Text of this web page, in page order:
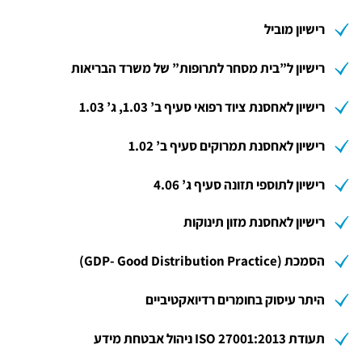
רישיון מוביל
רישיון ל”בית מסחר לתרופות” של משרד הבריאות
רישיון לאחסנת ציוד רפואי סעיף ב’ 1.03, ג’ 1.03
רישיון לאחסנת תמרוקים סעיף ב’ 1.02
רישיון לתוספי תזונה סעיף ג’ 4.06
רישיון לאחסנת מזון תינוקות
הסמכת (GDP- Good Distribution Practice)
היתר עיסוק בחומרים רדיואקטיביים
תעודת ISO 27001:2013 ניהול אבטחת מידע